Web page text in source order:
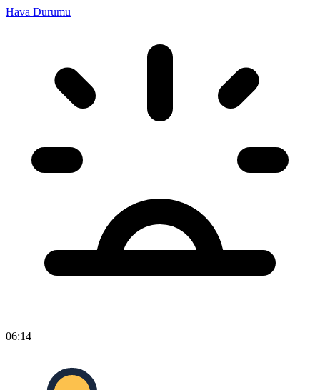
Hava Durumu
06:14